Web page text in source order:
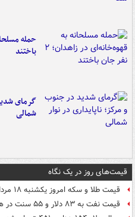
باختند
گرمای
شمالی
قیمت‌های روز در یک نگاه
قیمت طلا و سکه امروز یکشنبه ۱۸ مرداد ۱۴۰۵
قیمت نفت به ۸۳ دلار و ۵۵ سنت در هر بشکه رسید